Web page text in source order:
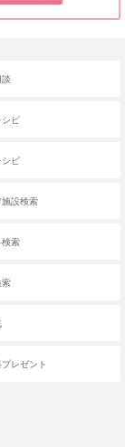
ピ
ピ
施設検索
検索
索
レゼント